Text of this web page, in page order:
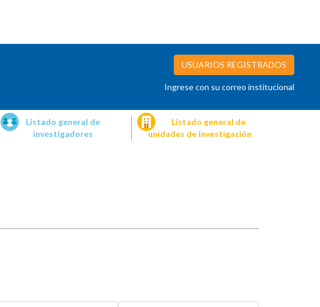
USUARIOS REGISTRADOS
Ingrese con su correo institucional
Listado general de
investigadores
Listado general de
unidades de investigación